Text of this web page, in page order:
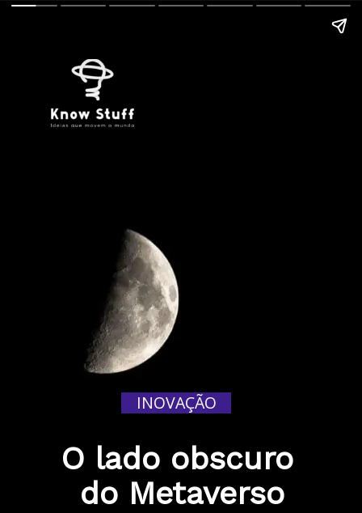
INOVAÇÃO
O lado obscuro
do Metaverso